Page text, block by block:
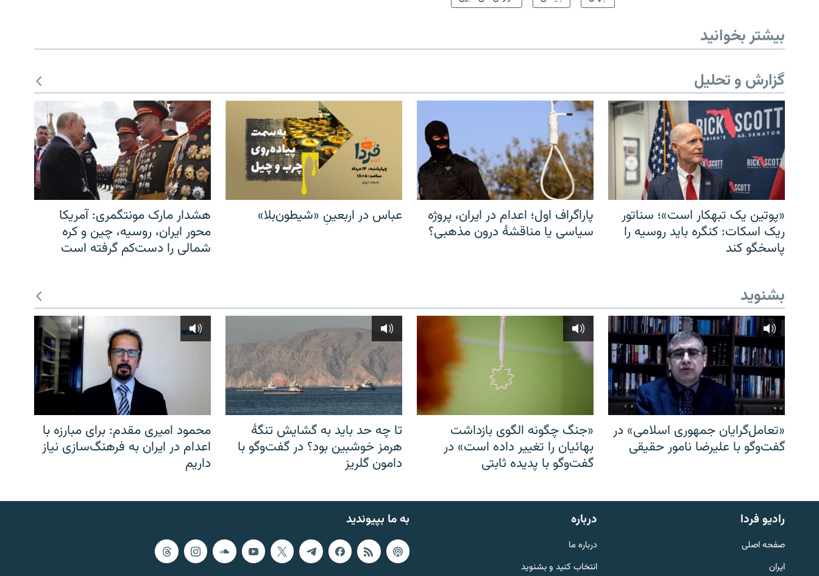
English
به ما بپیوندید
بیشتر بخوانید
گزارش و تحلیل
«پوتین یک تبهکار است»؛ سناتور
ریک اسکات: کنگره باید روسیه را
پاسخگو کند
پاراگراف اول؛ اعدام در ایران، پروژه
سیاسی یا مناقشهٔ درون مذهبی؟
عباس در اربعینِ «شیطون‌بلا»
هشدار مارک مونتگمری: آمریکا
محور ایران، روسیه، چین و کره
شمالی را دست‌کم گرفته است
بشنوید
«تعامل‌گرایان جمهوری اسلامی» در
گفت‌وگو با علیرضا نامور حقیقی
«جنگ چگونه الگوی بازداشت
بهائیان را تغییر داده است» در
گفت‌وگو با پدیده ثابتی
تا چه حد باید به گشایش تنگهٔ
هرمز خوشبین بود؟ در گفت‌وگو با
دامون گلریز
محمود امیری مقدم: برای مبارزه با
اعدام در ایران به فرهنگ‌سازی نیاز
داریم
به ما بپیوندید رادیو فردا
صفحه اصلی
ایران
درباره
درباره ما
انتخاب کنید و بشنوید